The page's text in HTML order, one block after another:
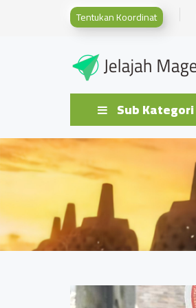
Tentukan Koordinat
Sub Kategori